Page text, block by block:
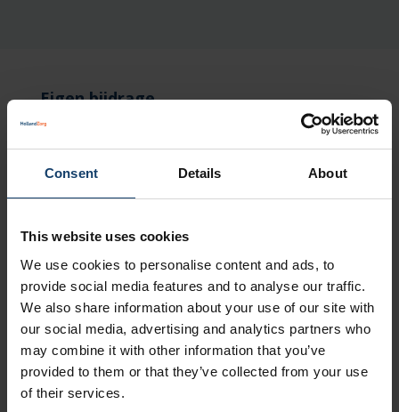
Consent Details About
This website uses cookies
We use cookies to personalise content and ads, to
provide social media features and to analyse our traffic.
We also share information about your use of our site with
our social media, advertising and analytics partners who
may combine it with other information that you’ve
provided to them or that they’ve collected from your use
of their services.
Eigen bijdrage
Voor voorwaardelijk toegelaten zorg geldt geen
Eigen risico
Als u 18 jaar of ouder bent, tellen de kosten mee
zorg onderdeel is van de zorg die is genoemd in
artikel 5 en 6 van de specifieke bepalingen van de
basisverzekering.